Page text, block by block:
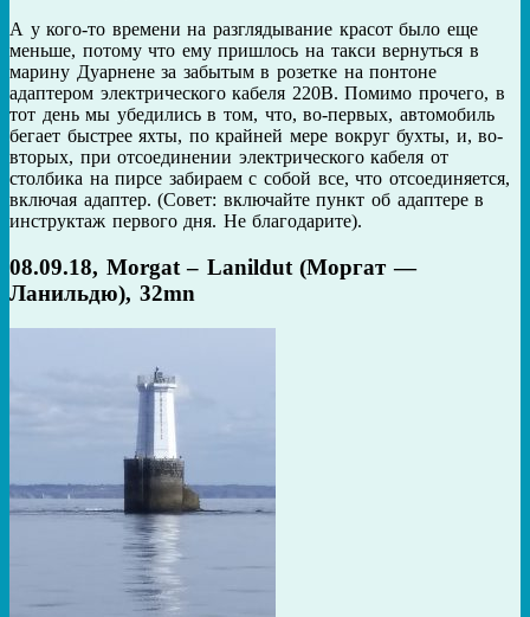
А у кого-то времени на разглядывание красот было еще
меньше, потому что ему пришлось на такси вернуться в
марину Дуарнене за забытым в розетке на понтоне
адаптером электрического кабеля 220В. Помимо прочего, в
тот день мы убедились в том, что, во-первых, автомобиль
бегает быстрее яхты, по крайней мере вокруг бухты, и, во-
вторых, при отсоединении электрического кабеля от
столбика на пирсе забираем с собой все, что отсоединяется,
включая адаптер. (Совет: включайте пункт об адаптере в
инструктаж первого дня. Не благодарите).
08.09.18, Morgat – Lanildut (Моргат —
Ланильдю), 32mn